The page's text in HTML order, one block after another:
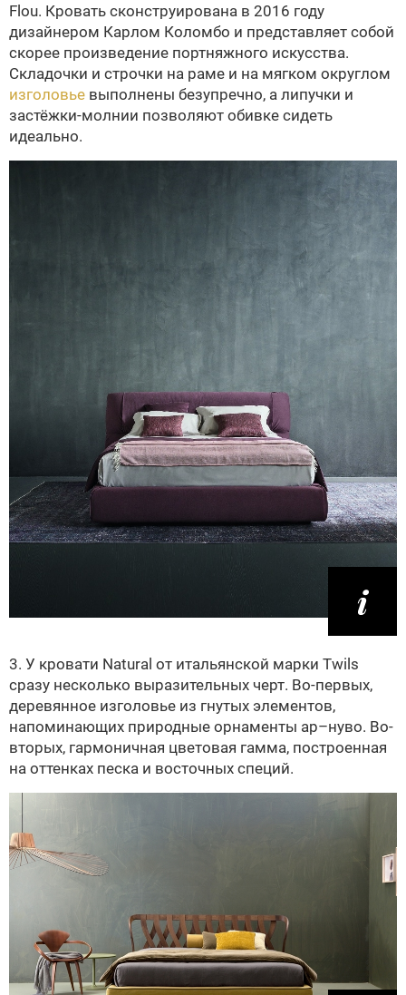
Flou. Кровать сконструирована в 2016 году
дизайнером Карлом Коломбо и представляет собой
скорее произведение портняжного искусства.
Складочки и строчки на раме и на мягком округлом
изголовье выполнены безупречно, а липучки и
застёжки-молнии позволяют обивке сидеть
идеально.
3. У кровати Natural от итальянской марки Twils
сразу несколько выразительных черт. Во-первых,
деревянное изголовье из гнутых элементов,
напоминающих природные орнаменты ар–нуво. Во-
вторых, гармоничная цветовая гамма, построенная
на оттенках песка и восточных специй.